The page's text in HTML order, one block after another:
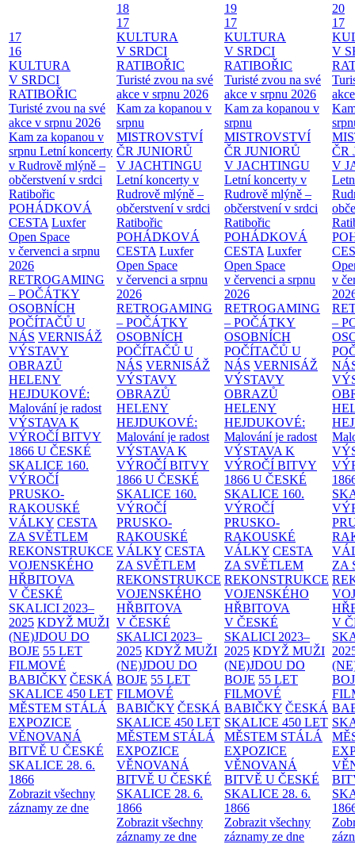
17
16
KULTURA
V SRDCI
RATIBOŘIC
Turisté zvou na své
akce v srpnu 2026
Kam za kopanou v
srpnu Letní koncerty
v Rudrově mlýně –
občerstvení v srdci
Ratibořic
POHÁDKOVÁ
CESTA Luxfer
Open Space
v červenci a srpnu
2026
RETROGAMING
– POČÁTKY
OSOBNÍCH
POČÍTAČŮ U
NÁS VERNISÁŽ
VÝSTAVY
OBRAZŮ
HELENY
HEJDUKOVÉ:
Malování je radost
VÝSTAVA K
VÝROČÍ BITVY
1866 U ČESKÉ
SKALICE 160.
VÝROČÍ
PRUSKO-
RAKOUSKÉ
VÁLKY CESTA
ZA SVĚTLEM
REKONSTRUKCE
VOJENSKÉHO
HŘBITOVA
V ČESKÉ
SKALICI 2023–
2025 KDYŽ MUŽI
(NE)JDOU DO
BOJE 55 LET
FILMOVÉ
BABIČKY ČESKÁ
SKALICE 450 LET
MĚSTEM STÁLÁ
EXPOZICE
VĚNOVANÁ
BITVĚ U ČESKÉ
SKALICE 28. 6.
1866
Zobrazit všechny
záznamy ze dne
18
17
KULTURA
V SRDCI
RATIBOŘIC
Turisté zvou na své
akce v srpnu 2026
Kam za kopanou v
srpnu
MISTROVSTVÍ
ČR JUNIORŮ
V JACHTINGU
Letní koncerty v
Rudrově mlýně –
občerstvení v srdci
Ratibořic
POHÁDKOVÁ
CESTA Luxfer
Open Space
v červenci a srpnu
2026
RETROGAMING
– POČÁTKY
OSOBNÍCH
POČÍTAČŮ U
NÁS VERNISÁŽ
VÝSTAVY
OBRAZŮ
HELENY
HEJDUKOVÉ:
Malování je radost
VÝSTAVA K
VÝROČÍ BITVY
1866 U ČESKÉ
SKALICE 160.
VÝROČÍ
PRUSKO-
RAKOUSKÉ
VÁLKY CESTA
ZA SVĚTLEM
REKONSTRUKCE
VOJENSKÉHO
HŘBITOVA
V ČESKÉ
SKALICI 2023–
2025 KDYŽ MUŽI
(NE)JDOU DO
BOJE 55 LET
FILMOVÉ
BABIČKY ČESKÁ
SKALICE 450 LET
MĚSTEM STÁLÁ
EXPOZICE
VĚNOVANÁ
BITVĚ U ČESKÉ
SKALICE 28. 6.
1866
Zobrazit všechny
záznamy ze dne
19
17
KULTURA
V SRDCI
RATIBOŘIC
Turisté zvou na své
akce v srpnu 2026
Kam za kopanou v
srpnu
MISTROVSTVÍ
ČR JUNIORŮ
V JACHTINGU
Letní koncerty v
Rudrově mlýně –
občerstvení v srdci
Ratibořic
POHÁDKOVÁ
CESTA Luxfer
Open Space
v červenci a srpnu
2026
RETROGAMING
– POČÁTKY
OSOBNÍCH
POČÍTAČŮ U
NÁS VERNISÁŽ
VÝSTAVY
OBRAZŮ
HELENY
HEJDUKOVÉ:
Malování je radost
VÝSTAVA K
VÝROČÍ BITVY
1866 U ČESKÉ
SKALICE 160.
VÝROČÍ
PRUSKO-
RAKOUSKÉ
VÁLKY CESTA
ZA SVĚTLEM
REKONSTRUKCE
VOJENSKÉHO
HŘBITOVA
V ČESKÉ
SKALICI 2023–
2025 KDYŽ MUŽI
(NE)JDOU DO
BOJE 55 LET
FILMOVÉ
BABIČKY ČESKÁ
SKALICE 450 LET
MĚSTEM STÁLÁ
EXPOZICE
VĚNOVANÁ
BITVĚ U ČESKÉ
SKALICE 28. 6.
1866
Zobrazit všechny
záznamy ze dne
20
17
V
ČR
V
v
–
ZA
V